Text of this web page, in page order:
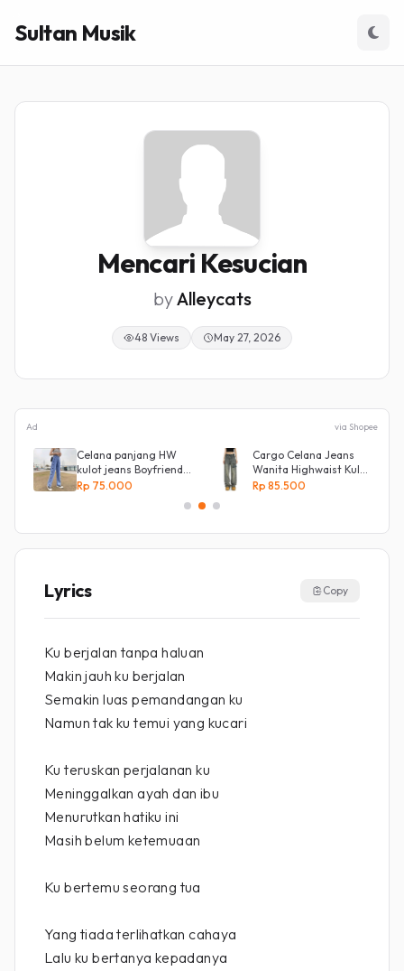
Sultan Musik
Mencari Kesucian
byAlleycats
48 Views May 27, 2026
Ad via Shopee
Celana panjang HW
kulot jeans Boyfriend
Korea 27 - 34 - Kulot
Rp 75.000
Cargo Celana Jeans
Wanita Highwaist Kulot
Loose
Rp 85.500
Lyrics Copy
Ku berjalan tanpa haluan
Makin jauh ku berjalan
Semakin luas pemandangan ku
Namun tak ku temui yang kucari
Ku teruskan perjalanan ku
Meninggalkan ayah dan ibu
Menurutkan hatiku ini
Masih belum ketemuaan
Ku bertemu seorang tua
Yang tiada terlihatkan cahaya
Lalu ku bertanya kepadanya